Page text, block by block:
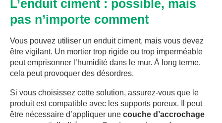
L’enduit ciment : possible, mais
pas n’importe comment
Vous pouvez utiliser un enduit ciment, mais vous devez
être vigilant. Un mortier trop rigide ou trop imperméable
peut emprisonner l’humidité dans le mur. À long terme,
cela peut provoquer des désordres.
Si vous choisissez cette solution, assurez-vous que le
produit est compatible avec les supports poreux. Il peut
être nécessaire d’appliquer une couche d’accrochage